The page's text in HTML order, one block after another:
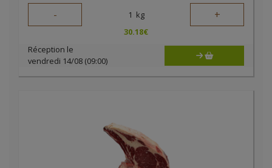
- 1 kg +
30.18€
Réception le
vendredi 14/08 (09:00)